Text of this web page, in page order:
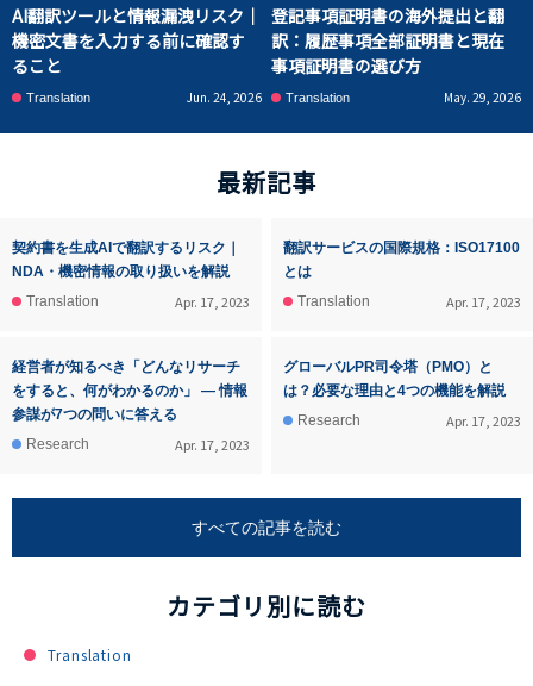
AI翻訳ツールと情報漏洩リスク｜
機密文書を入力する前に確認す
ること
Translation Jun. 24, 2026
登記事項証明書の海外提出と翻
訳：履歴事項全部証明書と現在
事項証明書の選び方
Translation May. 29, 2026
最新記事
契約書を生成AIで翻訳するリスク｜
NDA・機密情報の取り扱いを解説
Translation
Apr. 17, 2023
翻訳サービスの国際規格：ISO17100
とは
Translation
Apr. 17, 2023
経営者が知るべき「どんなリサーチ
をすると、何がわかるのか」 ― 情報
参謀が7つの問いに答える
Research
Apr. 17, 2023
グローバルPR司令塔（PMO）と
は？必要な理由と4つの機能を解説
Research
Apr. 17, 2023
すべての記事を読む
カテゴリ別に読む
Translation